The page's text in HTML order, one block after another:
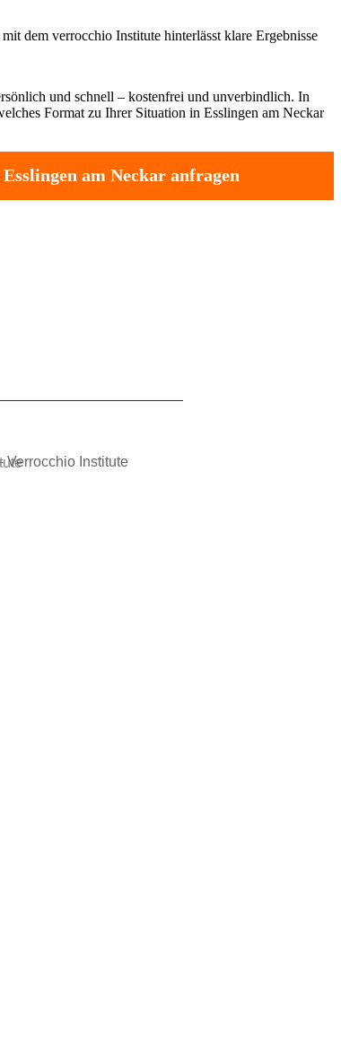
dem verrocchio Institute hinterlässt klare Ergebnisse
und schnell – kostenfrei und unverbindlich. In
Format zu Ihrer Situation in Esslingen am Neckar
am Neckar anfragen
Verrocchio Institute